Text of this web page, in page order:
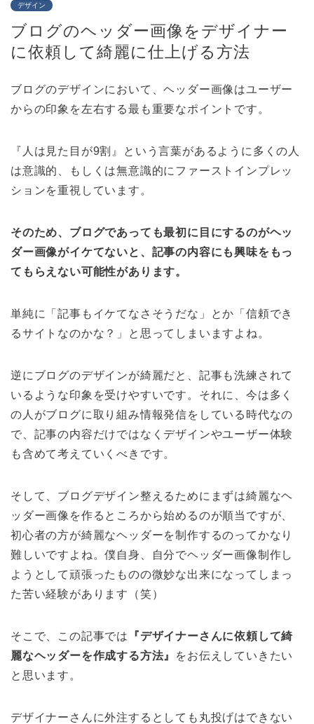
デザイン
ブログのヘッダー画像をデザイナー
に依頼して綺麗に仕上げる方法
ブログのデザインにおいて、ヘッダー画像はユーザー
からの印象を左右する最も重要なポイントです。
『人は見た目が9割』という言葉があるように多くの人
は意識的、もしくは無意識的にファーストインプレッ
ションを重視しています。
そのため、ブログであっても最初に目にするのがヘッ
ダー画像がイケてないと、記事の内容にも興味をもっ
てもらえない可能性があります。
単純に「記事もイケてなさそうだな」とか「信頼でき
るサイトなのかな？」と思ってしまいますよね。
逆にブログのデザインが綺麗だと、記事も洗練されて
いるような印象を受けやすいです。それに、今は多く
の人がブログに取り組み情報発信をしている時代なの
で、記事の内容だけではなくデザインやユーザー体験
も含めて考えていくべきです。
そして、ブログデザイン整えるためにまずは綺麗なヘ
ッダー画像を作るところから始めるのが順当ですが、
初心者の方が綺麗なヘッダーを制作するのってかなり
難しいですよね。僕自身、自分でヘッダー画像制作し
ようとして頑張ったものの微妙な出来になってしまっ
た苦い経験があります（笑）
そこで、この記事では
『デザイナーさんに依頼して綺
麗なヘッダーを作成する方法』
をお伝えしていきたい
と思います。
デザイナーさんに外注するとしても丸投げはできない